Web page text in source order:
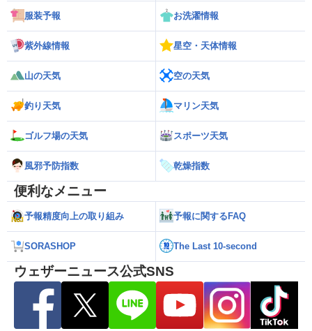
服装予報 お洗濯情報
紫外線情報 星空・天体情報
山の天気 空の天気
釣り天気 マリン天気
ゴルフ場の天気 スポーツ天気
風邪予防指数 乾燥指数
便利なメニュー
予報精度向上の取り組み 予報に関するFAQ
SORASHOP The Last 10-second
ウェザーニュース公式SNS